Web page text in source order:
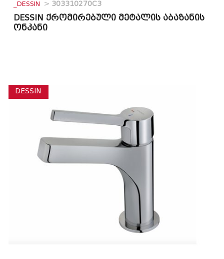
_DESSIN > 303310270C3
DESSIN ქრომირებული მეტალის აბაზანის
ონკანი
DESSIN